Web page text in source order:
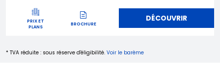
PRIX ET
PLANS
BROCHURE
DÉCOUVRIR
* TVA réduite : sous réserve d'éligibilité. Voir le barème